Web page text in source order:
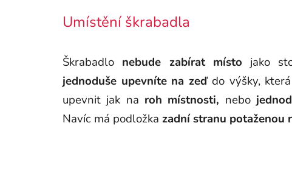
Umístění škrabadla
Škrabadlo nebude zabírat místo jako
jednoduše upevníte na zeďdo výšky,
upevnit jak na roh místnosti, nebo
Navíc má podložka zadní stranu potaženou